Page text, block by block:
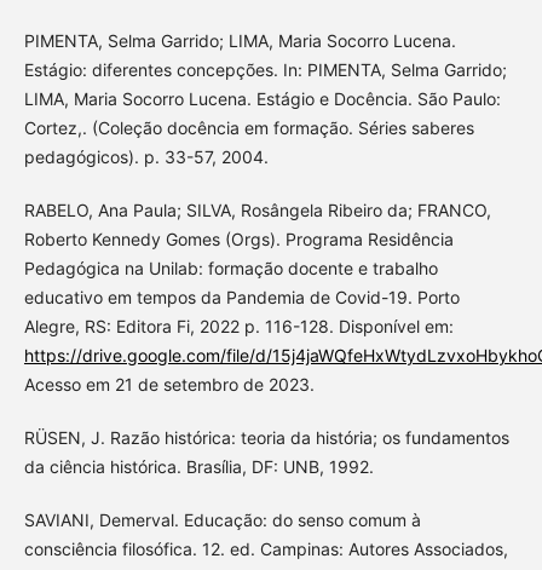
PIMENTA, Selma Garrido; LIMA, Maria Socorro Lucena.
Estágio: diferentes concepções. In: PIMENTA, Selma Garrido;
LIMA, Maria Socorro Lucena. Estágio e Docência. São Paulo:
Cortez,. (Coleção docência em formação. Séries saberes
pedagógicos). p. 33-57, 2004.
RABELO, Ana Paula; SILVA, Rosângela Ribeiro da; FRANCO,
Roberto Kennedy Gomes (Orgs). Programa Residência
Pedagógica na Unilab: formação docente e trabalho
educativo em tempos da Pandemia de Covid-19. Porto
Alegre, RS: Editora Fi, 2022 p. 116-128. Disponível em:
https://drive.google.com/file/d/
Acesso em 21 de setembro de 2023.
RÜSEN, J. Razão histórica: teoria da história; os fundamentos
da ciência histórica. Brasília, DF: UNB, 1992.
SAVIANI, Demerval. Educação: do senso comum à
consciência filosófica. 12. ed. Campinas: Autores Associados,